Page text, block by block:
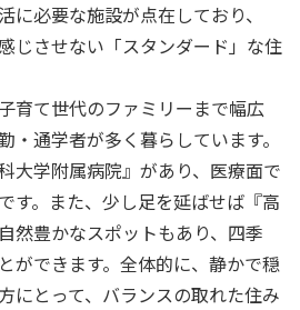
に必要な施設が点在しており、
じさせない「スタンダード」な住
育て世代のファミリーまで幅広
・通学者が多く暮らしています。
大学附属病院』があり、医療面で
す。また、少し足を延ばせば『高
然豊かなスポットもあり、四季
ができます。全体的に、静かで穏
にとって、バランスの取れた住み